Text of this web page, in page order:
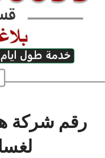
رقم شركة